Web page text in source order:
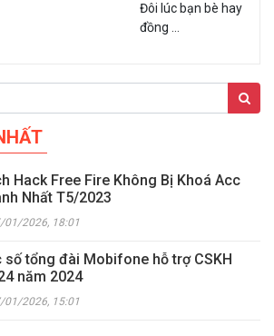
Đôi lúc bạn bè hay
đồng …
Hack Free Fire Không Bị Khoá Acc
Nhất T5/2023
2026, 18:01
số tổng đài Mobifone hỗ trợ CSKH
năm 2024
2026, 15:01